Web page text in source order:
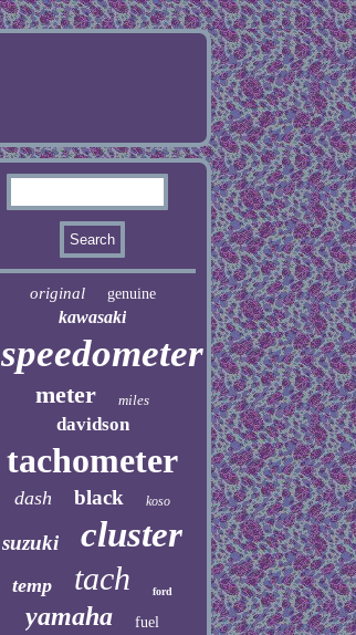
original genuine
kawasaki
speedometer
meter miles
davidson
tachometer
dash black koso
suzuki cluster
temp tach ford
yamaha fuel